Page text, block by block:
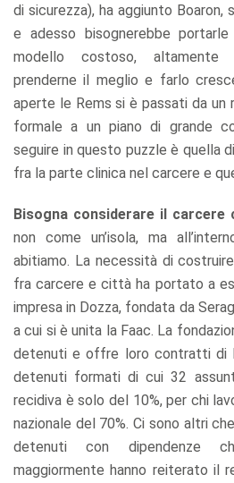
di sicurezza), ha aggiunto
e adesso bisognerebbe
modello costoso, altamente
prenderne il meglio e farlo
aperte le Rems si è passati da
formale a un piano di grande
seguire in questo puzzle è quella
fra la parte clinica nel carcere e
Bisogna considerare il
non come un’isola, ma
abitiamo. La necessità di
fra carcere e città ha portato a
impresa in Dozza, fondata da
a cui si è unita la Faac. La
detenuti e offre loro contratti di
detenuti formati di cui 32
recidiva è solo del 10%, per chi
nazionale del 70%. Ci sono altri
detenuti con dipendenze
maggiormente hanno reiterato il